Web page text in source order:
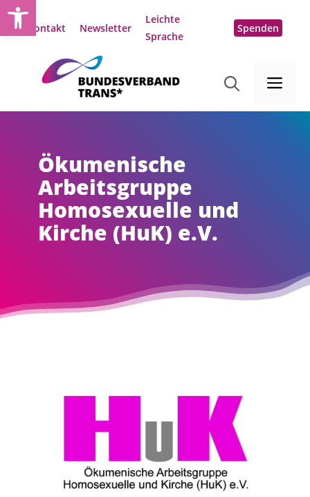
Zum
Inhalt
Kontakt Newsletter
Leichte
Sprache
Spenden
Ökumenische
Arbeitsgruppe
Homosexuelle und
Kirche (HuK) e.V.